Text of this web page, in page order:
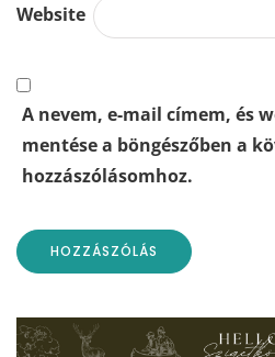
Website
A nevem, e-mail címem, és
mentése a böngészőben a
hozzászólásomhoz.